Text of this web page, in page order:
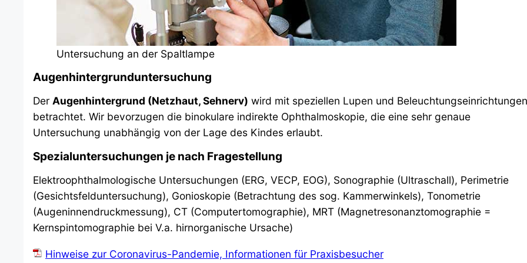
Untersuchung an der Spaltlampe
Augenhintergrunduntersuchung
Der Augenhintergrund (Netzhaut, Sehnerv) wird mit speziellen Lupen und Beleuchtungseinrichtungen
betrachtet. Wir bevorzugen die binokulare indirekte Ophthalmoskopie, die eine sehr genaue
Untersuchung unabhängig von der Lage des Kindes erlaubt.
Spezialuntersuchungen je nach Fragestellung
Elektroophthalmologische Untersuchungen (ERG, VECP, EOG), Sonographie (Ultraschall), Perimetrie
(Gesichtsfelduntersuchung), Gonioskopie (Betrachtung des sog. Kammerwinkels), Tonometrie
(Augeninnendruckmessung), CT (Computertomographie), MRT (Magnetresonanztomographie =
Kernspintomographie bei V.a. hirnorganische Ursache)
Hinweise zur Coronavirus-Pandemie, Informationen für Praxisbesucher